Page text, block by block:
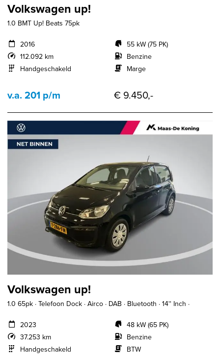
Volkswagen up!
1.0 BMT Up! Beats 75pk
2016
112.092 km
Handgeschakeld
55 kW (75 PK)
Benzine
Marge
v.a. 201 p/m € 9.450,-
Volkswagen up!
1.0 65pk · Telefoon Dock · Airco · DAB · Bluetooth · 14'' Inch ·
2023
37.253 km
Handgeschakeld
48 kW (65 PK)
Benzine
BTW